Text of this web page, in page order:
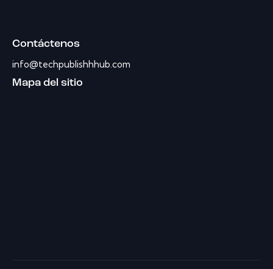
Contáctenos
info@techpublishhhub.com
Mapa del sitio